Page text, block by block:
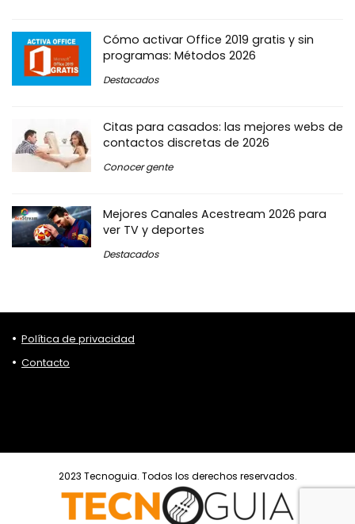
Cómo activar Office 2019 gratis y sin
programas: Métodos 2026
Destacados
Citas para casados: las mejores webs de
contactos discretas de 2026
Conocer gente
Mejores Canales Acestream 2026 para
ver TV y deportes
Destacados
Política de privacidad
Contacto
2023 Tecnoguia. Todos los derechos reservados.